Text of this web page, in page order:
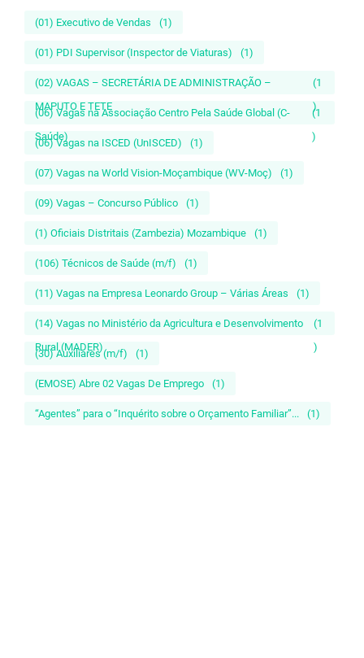
(01) Executivo de Vendas (1)
(01) PDI Supervisor (Inspector de Viaturas) (1)
(02) VAGAS – SECRETÁRIA DE ADMINISTRAÇÃO –
MAPUTO E TETE
(1
)
(06) Vagas na Associação Centro Pela Saúde Global (C-
Saúde)
(1
)
(06) Vagas na ISCED (UnISCED) (1)
(07) Vagas na World Vision-Moçambique (WV-Moç) (1)
(09) Vagas – Concurso Público (1)
(1) Oficiais Distritais (Zambezia) Mozambique (1)
(106) Técnicos de Saúde (m/f) (1)
(11) Vagas na Empresa Leonardo Group – Várias Áreas (1)
(14) Vagas no Ministério da Agricultura e Desenvolvimento
Rural (MADER)
(1
)
(30) Auxiliares (m/f) (1)
(EMOSE) Abre 02 Vagas De Emprego (1)
“Agentes” para o “Inquérito sobre o Orçamento Familiar”... (1)